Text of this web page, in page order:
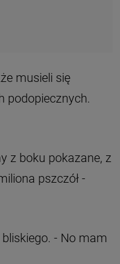
musieli się
podopiecznych.
z boku pokazane, z
pszczół -
- No mam